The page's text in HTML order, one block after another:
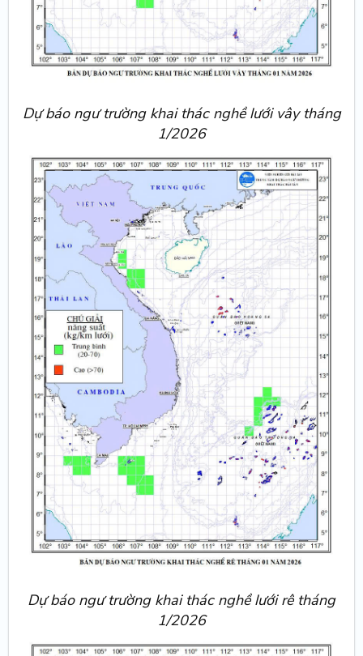
Dự báo ngư trường khai thác nghề lưới vây tháng
1/2026
Dự báo ngư trường khai thác nghề lưới rê tháng
1/2026